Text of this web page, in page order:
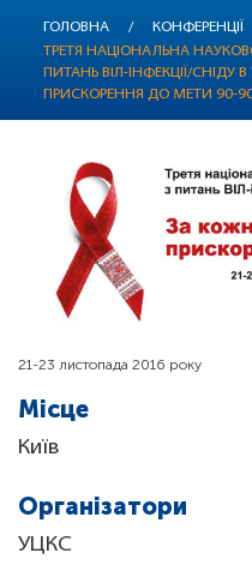
ГОЛОВНА / КОНФЕРЕНЦІЇ
ТРЕТЯ НАЦІОНАЛЬНА
ПИТАНЬ ВІЛ-ІНФЕКЦІЇ/СНІДУ
ПРИСКОРЕННЯ ДО МЕТИ 90-
21-23 листопада 2016 року
Місце
Київ
Організатори
УЦКС